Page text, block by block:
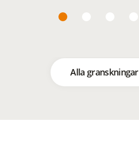
Alla granskningar